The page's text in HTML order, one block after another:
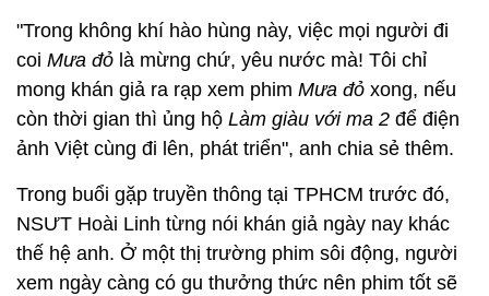
"Trong không khí hào hùng này, việc mọi người đi
coi Mưa đỏ là mừng chứ, yêu nước mà! Tôi chỉ
mong khán giả ra rạp xem phim Mưa đỏ xong, nếu
còn thời gian thì ủng hộ Làm giàu với ma 2 để điện
ảnh Việt cùng đi lên, phát triển", anh chia sẻ thêm.
Trong buổi gặp truyền thông tại TPHCM trước đó,
NSƯT Hoài Linh từng nói khán giả ngày nay khác
thế hệ anh. Ở một thị trường phim sôi động, người
xem ngày càng có gu thưởng thức nên phim tốt sẽ